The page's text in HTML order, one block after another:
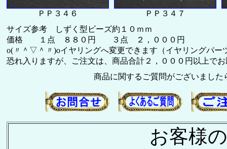
ＰＰ３４６
ＰＰ３４７
サイズ参考 しずく型ビーズ約１０ｍｍ
価格 １点 ８８０円 ３点 ２，０００円
o(〃＾▽＾〃)oイヤリングへ変更できます（イヤリングパー
恐れ入りますが、ご注文は、商品合計２，０００円以上でお
商品に関するご質問がございまし
お客様